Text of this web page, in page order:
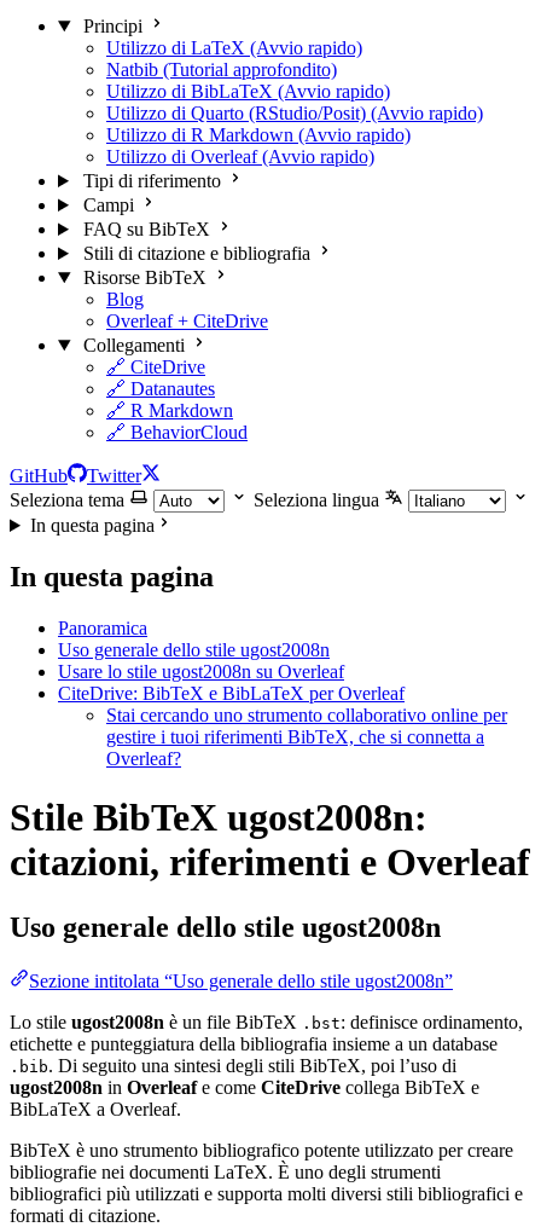
Principi
Utilizzo di LaTeX (Avvio rapido)
Natbib (Tutorial approfondito)
Utilizzo di BibLaTeX (Avvio rapido)
Utilizzo di Quarto (RStudio/Posit) (Avvio rapido)
Utilizzo di R Markdown (Avvio rapido)
Utilizzo di Overleaf (Avvio rapido)
Tipi di riferimento
Campi
FAQ su BibTeX
Stili di citazione e bibliografia
Risorse BibTeX
Blog
Overleaf + CiteDrive
Collegamenti
🔗 CiteDrive
🔗 Datanautes
🔗 R Markdown
🔗 BehaviorCloud
GitHub
Twitter
Seleziona tema
Seleziona lingua
In questa pagina
In questa pagina
Panoramica
Uso generale dello stile ugost2008n
Usare lo stile ugost2008n su Overleaf
CiteDrive: BibTeX e BibLaTeX per Overleaf
Stai cercando uno strumento collaborativo online per
gestire i tuoi riferimenti BibTeX, che si connetta a
Overleaf?
Stile BibTeX ugost2008n:
citazioni, riferimenti e Overleaf
Uso generale dello stile ugost2008n
Sezione intitolata “Uso generale dello stile ugost2008n”
Lo stile ugost2008n è un file BibTeX .bst: definisce ordinamento,
etichette e punteggiatura della bibliografia insieme a un database
.bib. Di seguito una sintesi degli stili BibTeX, poi l’uso di
ugost2008n in Overleafe come CiteDrive collega BibTeX e
BibLaTeX a Overleaf.
BibTeX è uno strumento bibliografico potente utilizzato per creare
bibliografie nei documenti LaTeX. È uno degli strumenti
bibliografici più utilizzati e supporta molti diversi stili bibliografici e
formati di citazione.